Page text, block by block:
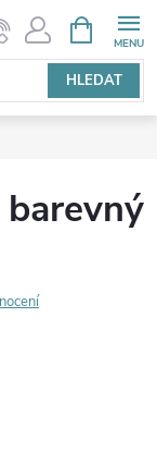
HLEDAT
NÁKUPNÍ
KOŠÍK
barevný